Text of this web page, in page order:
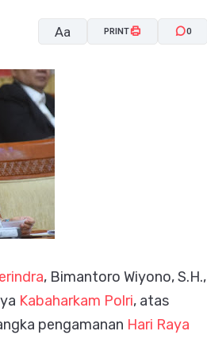
Aa PRINT 0
, Bimantoro Wiyono, S.H.,
Kabaharkam Polri, atas
pengamanan Hari Raya